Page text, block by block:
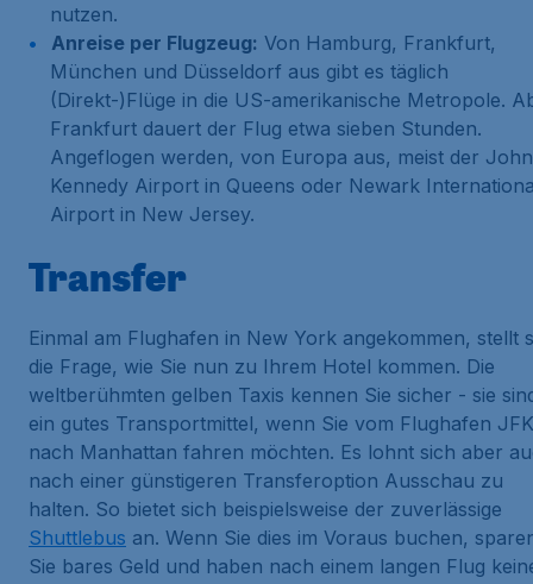
nutzen.
Anreise per Flugzeug: Von Hamburg, Frankfurt,
München und Düsseldorf aus gibt es täglich
(Direkt-)Flüge in die US-amerikanische Metropole.
Frankfurt dauert der Flug etwa sieben Stunden.
Angeflogen werden, von Europa aus, meist der
Kennedy Airport in Queens oder Newark
Airport in New Jersey.
Transfer
Einmal am Flughafen in New York angekommen, stellt
die Frage, wie Sie nun zu Ihrem Hotel kommen. Die
weltberühmten gelben Taxis kennen Sie sicher - sie
ein gutes Transportmittel, wenn Sie vom Flughafen JFK
nach Manhattan fahren möchten. Es lohnt sich aber
nach einer günstigeren Transferoption Ausschau zu
halten. So bietet sich beispielsweise der zuverlässige
Shuttlebus an. Wenn Sie dies im Voraus buchen,
Sie bares Geld und haben nach einem langen Flug